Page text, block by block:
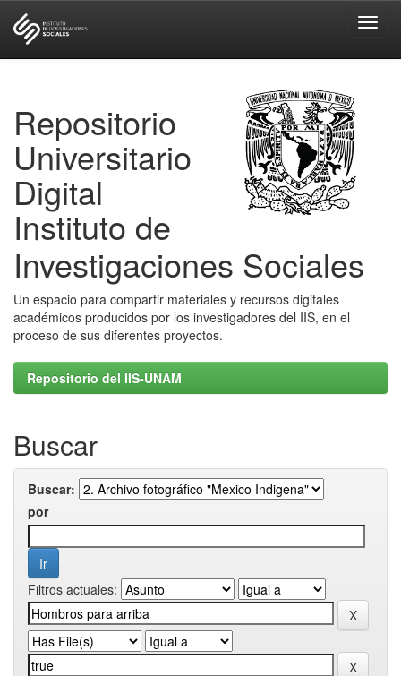
Repositorio
Universitario
Digital
Instituto de
Investigaciones Sociales
Un espacio para compartir materiales y recursos digitales
académicos producidos por los investigadores del IIS, en el
proceso de sus diferentes proyectos.
Repositorio del IIS-UNAM
Buscar
Buscar:
por
Filtros actuales: